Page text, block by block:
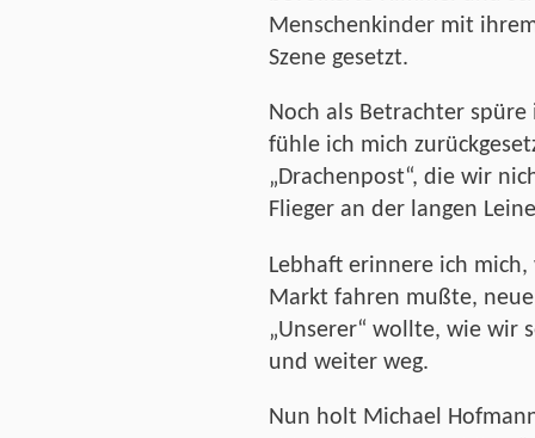
Menschenkinder mit
Szene gesetzt.
Noch als Betrachter
fühle ich mich
„Drachenpost“, die wir
Flieger an der langen
Lebhaft erinnere ich
Markt fahren mußte,
„Unserer“ wollte, wie wir
und weiter weg.
Nun holt Michael